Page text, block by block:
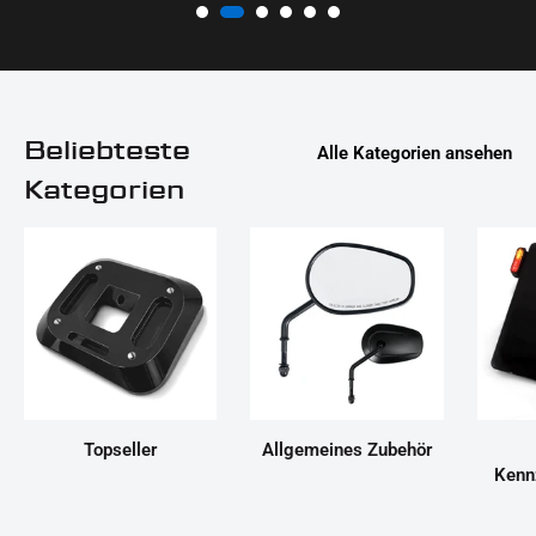
Beliebteste
Kategorien
Alle Kategorien ansehen
Topseller
Allgemeines Zubehör